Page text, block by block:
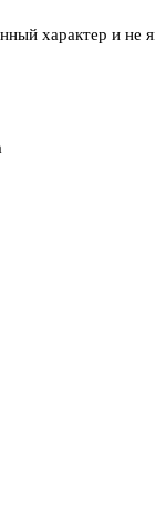
характер и не